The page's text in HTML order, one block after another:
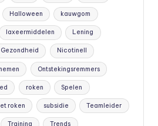
Halloween kauwgom
laxeermiddelen Lening
Nicotinell
Ontstekingsremmers
roken Spelen
roken subsidie Teamleider
Training Trends